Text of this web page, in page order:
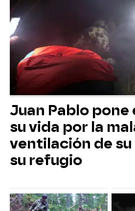
Juan Pablo pone
su vida por la
ventilación de
su refugio